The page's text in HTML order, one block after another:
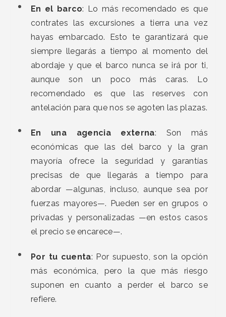
En el barco: Lo más recomendado es que
contrates las excursiones a tierra una vez
hayas embarcado. Esto te garantizará que
siempre llegarás a tiempo al momento del
abordaje y que el barco nunca se irá por ti,
aunque son un poco más caras. Lo
recomendado es que las reserves con
antelación para que nos se agoten las plazas.
En una agencia externa: Son más
económicas que las del barco y la gran
mayoría ofrece la seguridad y garantías
precisas de que llegarás a tiempo para
abordar —algunas, incluso, aunque sea por
fuerzas mayores—. Pueden ser en grupos o
privadas y personalizadas —en estos casos
el precio se encarece—.
Por tu cuenta: Por supuesto, son la opción
más económica, pero la que más riesgo
suponen en cuanto a perder el barco se
refiere.